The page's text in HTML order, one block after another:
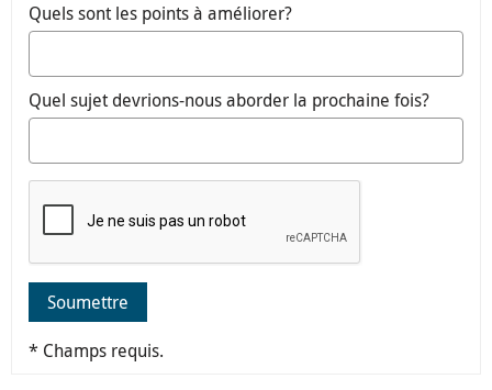
Quels sont les points à améliorer?
Quel sujet devrions-nous aborder la prochaine fois?
Soumettre
* Champs requis.